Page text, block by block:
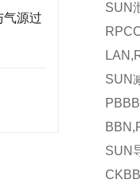
气源过
SUN
SUN
SUN